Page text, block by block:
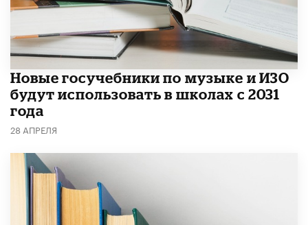
Новые госучебники по музыке и ИЗО
будут использовать в школах с 2031
года
28 АПРЕЛЯ